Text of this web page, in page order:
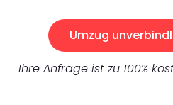
Umzug
Ihre Anfrage ist zu 100%